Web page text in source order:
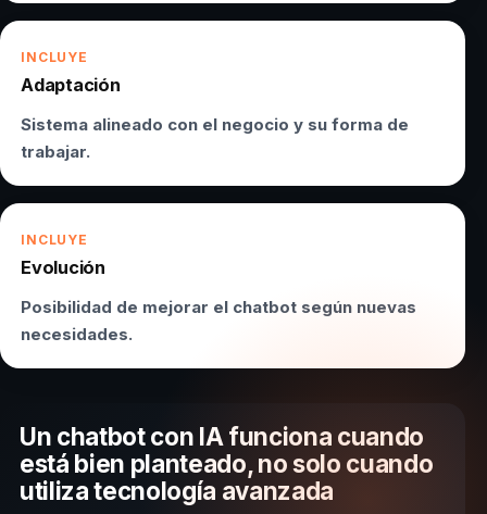
INCLUYE
Adaptación
Sistema alineado con el negocio y su forma de
trabajar.
INCLUYE
Evolución
Posibilidad de mejorar el chatbot según nuevas
necesidades.
Un chatbot con IA funciona cuando
está bien planteado, no solo cuando
utiliza tecnología avanzada